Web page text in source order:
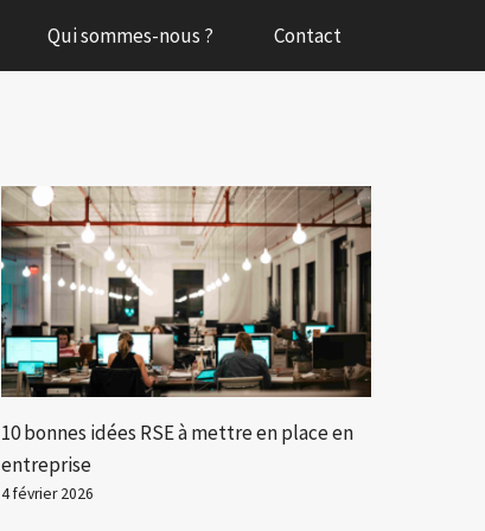
Qui sommes-nous ? Contact
10 bonnes idées RSE à mettre en place en
entreprise
4 février 2026